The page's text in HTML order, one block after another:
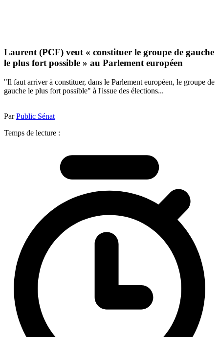
Laurent (PCF) veut « constituer le groupe de gauche
le plus fort possible » au Parlement européen
"Il faut arriver à constituer, dans le Parlement européen, le groupe de
gauche le plus fort possible" à l'issue des élections...
ParPublic Sénat
Temps de lecture :